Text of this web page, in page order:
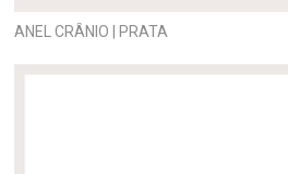
ANEL CRÂNIO | PRATA